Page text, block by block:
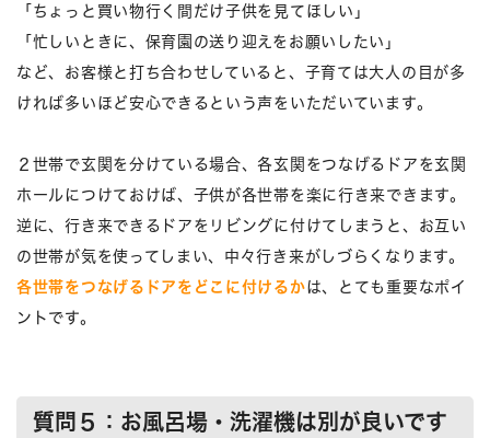
「ちょっと買い物行く間だけ子供を見てほしい」
「忙しいときに、保育園の送り迎えをお願いしたい」
など、お客様と打ち合わせしていると、子育ては大人の目が多
ければ多いほど安心できるという声をいただいています。
２世帯で玄関を分けている場合、各玄関をつなげるドアを玄関
ホールにつけておけば、子供が各世帯を楽に行き来できます。
逆に、行き来できるドアをリビングに付けてしまうと、お互い
の世帯が気を使ってしまい、中々行き来がしづらくなります。
各世帯をつなげるドアをどこに付けるかは、とても重要なポイ
ントです。
質問５：お風呂場・洗濯機は別が良いです